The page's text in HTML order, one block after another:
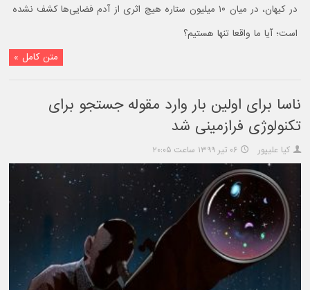
در کیهان، در میان ۱۰ میلیون ستاره هیچ اثری از آدم فضایی‌ها کشف نشده
است؛ آیا ما واقعا تنها هستیم؟
متن کامل »
ناسا برای اولین بار وارد مقوله جستجو برای
تکنولوژی فرازمینی شد
کیا علیپور ۰۶ تیر ۱۳۹۹ ساعت ۲۰:۰۵